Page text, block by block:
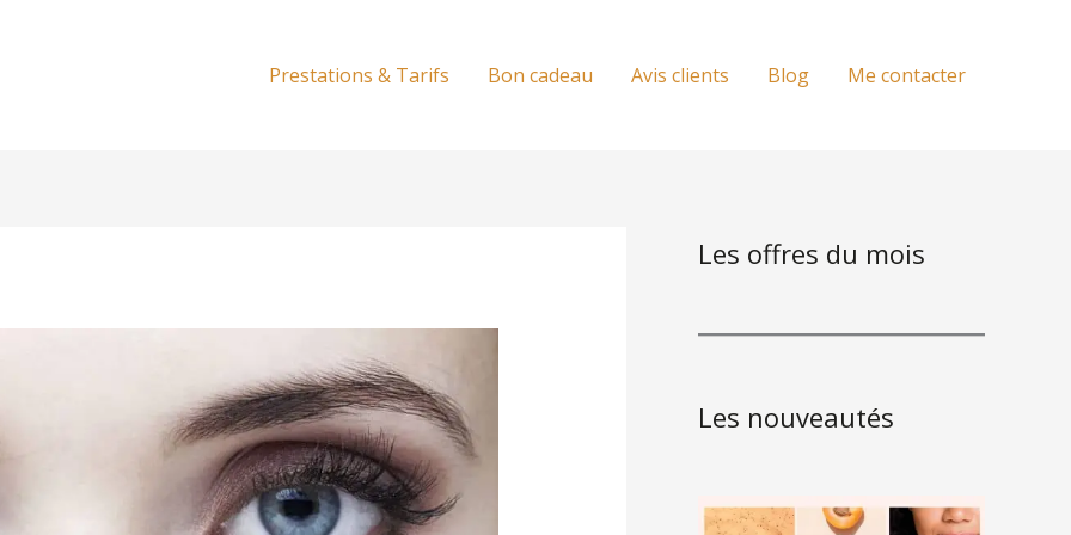
Prestations & Tarifs Bon cadeau Avis clients Blog Me contacter
Les offres du mois
Les nouveautés